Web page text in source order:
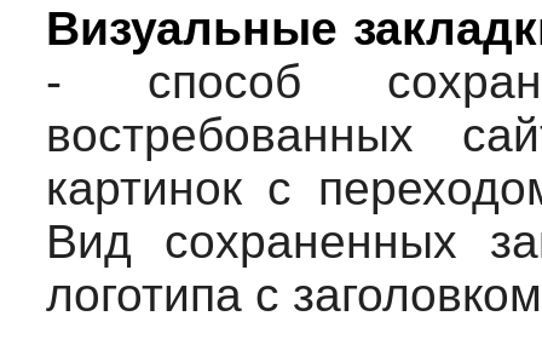
Визуальные
- способ
востребованных
картинок с
Вид сохраненных
логотипа с